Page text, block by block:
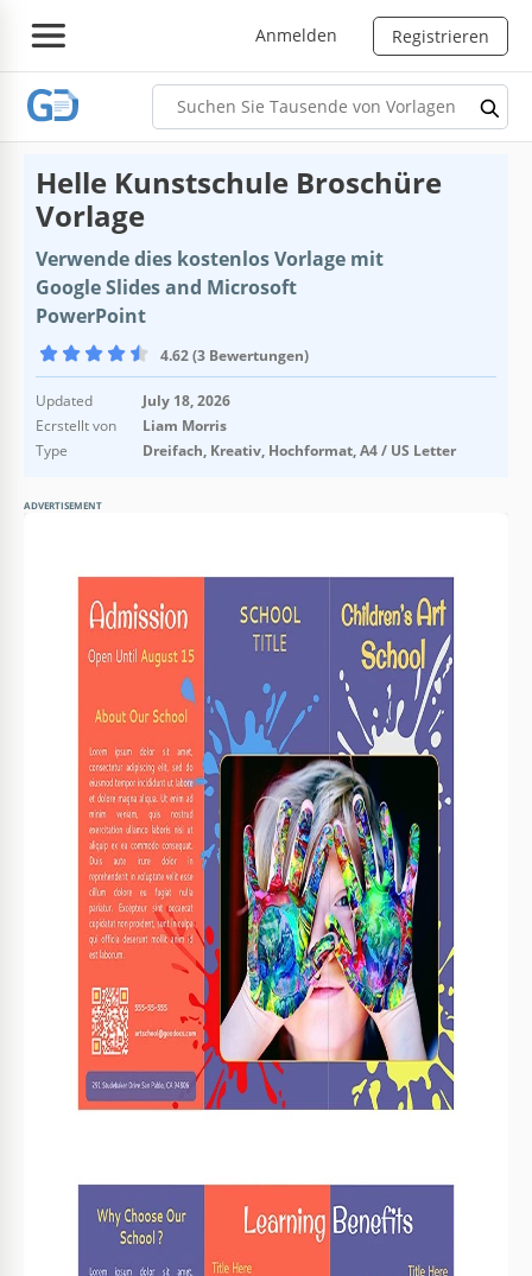
Anmelden Registrieren
Helle Kunstschule Broschüre
Vorlage
Verwende dies kostenlos Vorlage mit
Google Slides and Microsoft
PowerPoint
4.62 (3 Bewertungen)
Updated
July 18, 2026
Ecrstellt von
Liam Morris
Type
Dreifach, Kreativ, Hochformat, A4 / US Letter
ADVERTISEMENT
Google Slides
Ausrichtung
Hochformat Brochüren & Broschüren
Vorlagen
A4 / US Letter Brochüren & Broschüren Vorlagen
May 1, 2023
Zuletzt aktualisiert
July 18, 2026
Community
Zu Sammlungen hinzugefügt von 15 Nutzer
Nutzungsstatistiken
2 Downloads in diesem Monat
Hauptmerkmale dieser Vorlage
Dreifach Brochüren & Broschüren Vorlagen
Geeignet für.
School Managers
Kreativ Brochüren & Broschüren Vorlagen
Über diese Vorlage
bieten eine helle Kunstschulbroschürenvorlage, die Ihre
Aufgabe erheblich vereinfachen kann! Diese PowerPoint-
und Google Slides Broschürenvorlage ist vollständig
bearbeitbar und druckbereit. Fügen Sie einfach neuen Text